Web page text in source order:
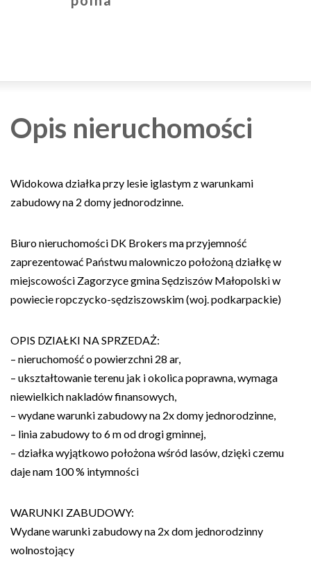
Opis nieruchomości
Widokowa działka przy lesie iglastym z warunkami
zabudowy na 2 domy jednorodzinne.
Biuro nieruchomości DK Brokers ma przyjemność
zaprezentować Państwu malowniczo położoną działkę w
miejscowości Zagorzyce gmina Sędziszów Małopolski w
powiecie ropczycko-sędziszowskim (woj. podkarpackie)
OPIS DZIAŁKI NA SPRZEDAŻ:
– nieruchomość o powierzchni 28 ar,
– ukształtowanie terenu jak i okolica poprawna, wymaga
niewielkich nakladów finansowych,
– wydane warunki zabudowy na 2x domy jednorodzinne,
– linia zabudowy to 6 m od drogi gminnej,
– działka wyjątkowo położona wśród lasów, dzięki czemu
daje nam 100 % intymności
WARUNKI ZABUDOWY:
Wydane warunki zabudowy na 2x dom jednorodzinny
wolnostojący